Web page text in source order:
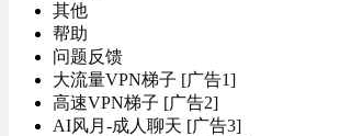
其他
帮助
问题反馈
大流量VPN梯子 [广告1]
高速VPN梯子 [广告2]
AI风月-成人聊天 [广告3]